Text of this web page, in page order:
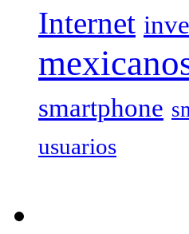
Internet
smartphone
usuarios